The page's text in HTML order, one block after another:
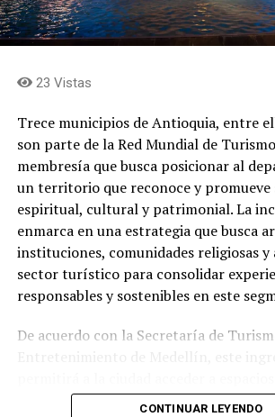
23 Vistas
Trece municipios de Antioquia, entre
son parte de la Red Mundial de
membresía que busca posicionar al
un territorio que reconoce y promueve
espiritual, cultural y patrimonial. La
enmarca en una estrategia que busca
instituciones, comunidades religiosas y
sector turístico para consolidar
responsables y sostenibles en este
De acuerdo con la Secretaría de
internacional, intercambio de buenas
CONTINUAR LEYENDO